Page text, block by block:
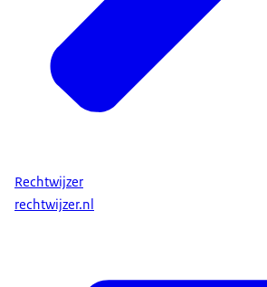
Rechtwijzer
rechtwijzer.nl